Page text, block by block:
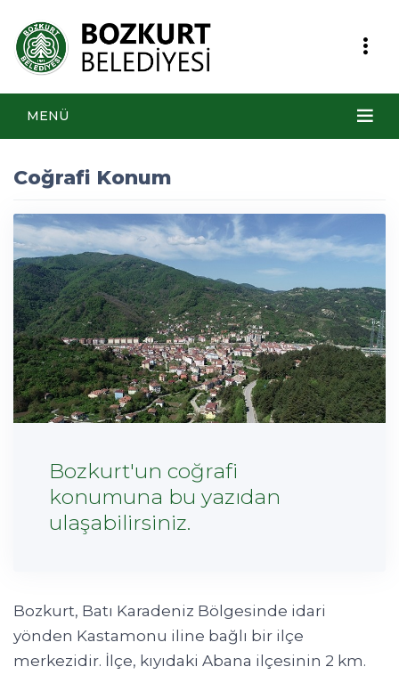
MENÜ
Coğrafi Konum
Bozkurt'un coğrafi
konumuna bu yazıdan
ulaşabilirsiniz.
Bozkurt, Batı Karadeniz Bölgesinde idari
yönden Kastamonu iline bağlı bir ilçe
merkezidir. İlçe, kıyıdaki Abana ilçesinin 2 km.